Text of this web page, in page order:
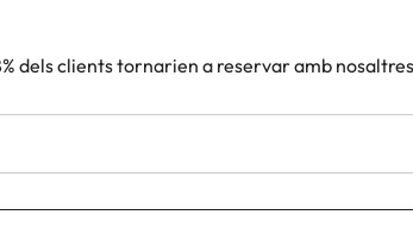
dels clients tornarien a reservar amb